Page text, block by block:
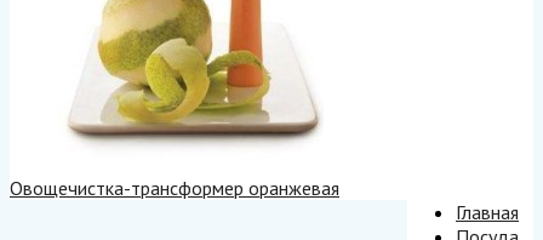
Овощечистка-трансформер оранжевая
Главная